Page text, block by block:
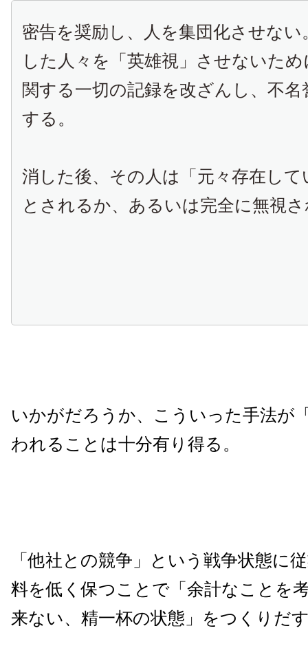
密告を奨励し、人を集団化させない
した人々を「英雄視」させないた
関する一切の記録を改ざんし、不名
する。
消した後、その人は「元々存在し
とされるか、あるいは完全に無視
いかがだろうか、こういった手法が
われることは十分有り得る。
「他社との競争」という戦争状態に
料を低く保つことで「余計なことを
来ない、精一杯の状態」をつくりだ